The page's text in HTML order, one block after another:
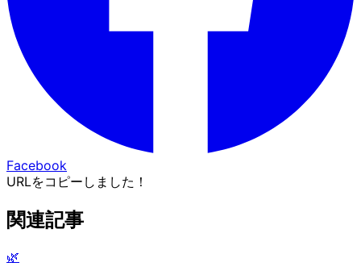
Facebook
URLをコピーしました！
関連記事
🌿